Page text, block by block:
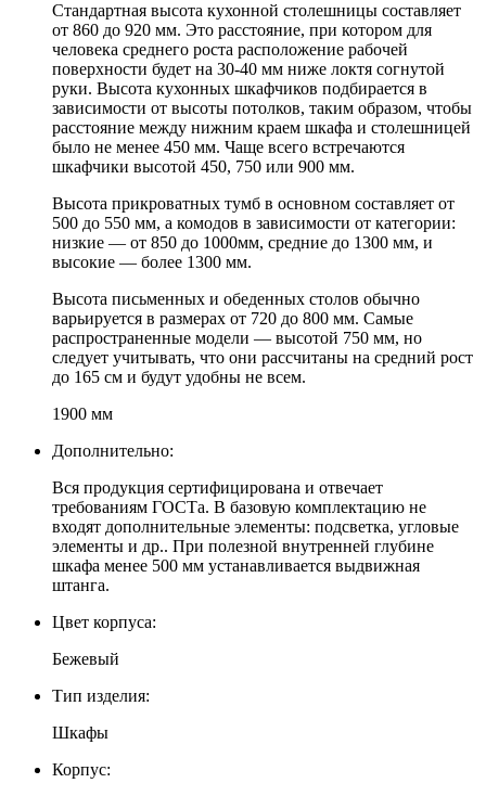
Стандартная высота кухонной столешницы составляет
от 860 до 920 мм. Это расстояние, при котором для
человека среднего роста расположение рабочей
поверхности будет на 30-40 мм ниже локтя согнутой
руки. Высота кухонных шкафчиков подбирается в
зависимости от высоты потолков, таким образом, чтобы
расстояние между нижним краем шкафа и столешницей
было не менее 450 мм. Чаще всего встречаются
шкафчики высотой 450, 750 или 900 мм.
Высота прикроватных тумб в основном составляет от
500 до 550 мм, а комодов в зависимости от категории:
низкие — от 850 до 1000мм, средние до 1300 мм, и
высокие — более 1300 мм.
Высота письменных и обеденных столов обычно
варьируется в размерах от 720 до 800 мм. Самые
распространенные модели — высотой 750 мм, но
следует учитывать, что они рассчитаны на средний рост
до 165 см и будут удобны не всем.
1900 мм
Дополнительно:
Вся продукция сертифицирована и отвечает
требованиям ГОСТа. В базовую комплектацию не
входят дополнительные элементы: подсветка, угловые
элементы и др.. При полезной внутренней глубине
шкафа менее 500 мм устанавливается выдвижная
штанга.
Цвет корпуса:
Бежевый
Тип изделия:
Шкафы
Корпус: